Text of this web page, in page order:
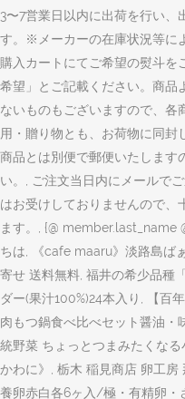
3〜7営業日以内に出荷を行い、
す。※メーカーの在庫状況等に
購入カートにてご希望の熨斗を
希望」とご記載ください。商品
ないものもございますので、各
用・贈り物とも、お荷物に同封
商品とは別便で郵便いたします
い。, ご注文当日内にメールで
はお受けしておりませんので、
ます。, {@ member.last_name
ちは, 《cafe maaru》淡路島ば
寄せ 送料無料, 福井の希少品種
ダー(果汁100%)24本入り, 【百
肉もつ鍋食べ比べセット醤油・
統野菜 ちょっとつまみたくなる
かわに》, 栃木 稲見商店 卵工房
養卵赤白各6ヶ入/極・有精卵・